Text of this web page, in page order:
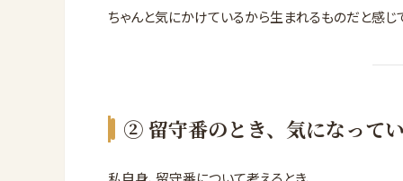
ちゃんと気にかけているから生まれるものだと感じ
② 留守番のとき、気になって